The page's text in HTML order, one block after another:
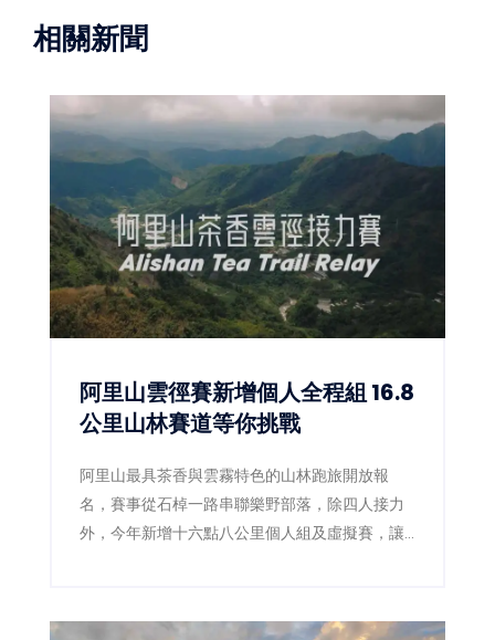
相關新聞
阿里山雲徑賽新增個人全程組 16.8
公里山林賽道等你挑戰
阿里山最具茶香與雲霧特色的山林跑旅開放報
名，賽事從石棹一路串聯樂野部落，除四人接力
外，今年新增十六點八公里個人組及虛擬賽，讓